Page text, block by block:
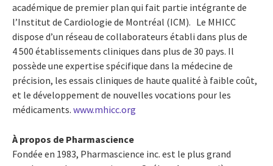
académique de premier plan qui fait partie intégrante de
l’Institut de Cardiologie de Montréal (ICM). Le MHICC
dispose d’un réseau de collaborateurs établi dans plus de
4 500 établissements cliniques dans plus de 30 pays. Il
possède une expertise spécifique dans la médecine de
précision, les essais cliniques de haute qualité à faible coût,
et le développement de nouvelles vocations pour les
médicaments. www.mhicc.org
À propos de Pharmascience
Fondée en 1983, Pharmascience inc. est le plus grand